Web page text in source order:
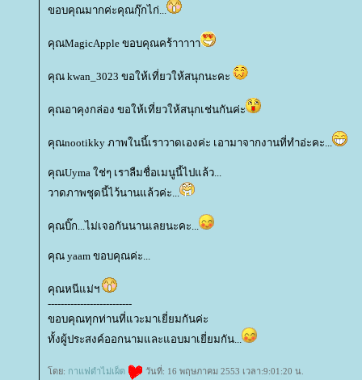
ขอบคุณมากค่ะคุณกุ๊กไก่...
คุณMagicApple ขอบคุณคร้าาาาา
คุณ kwan_3023 ขอให้เที่ยวให้สนุกนะคะ
คุณอาคุงกล่อง ขอให้เที่ยวให้สนุกเช่นกันค่ะ
คุณnootikky ภาพในนี้เราวาดเองค่ะ เอามาจากงานที่ทำอ่ะคะ...
คุณUyma ใช่ๆ เราลืมชื่อเมนูนี้ไปแล้ว...
วาดภาพชุดนี้ไว้นานแล้วค่ะ...
คุณบิ๊ก...ไม่เจอกันนานเลยนะคะ...
คุณ yaam ขอบคุณค่ะ...
คุณหนีแม่ฯ
--------------------------
ขอบคุณทุกท่านที่แวะมาเยี่ยมกันค่ะ
ทั้งผู้ประสงค์ออกนามและแอบมาเยี่ยมกัน...
ดย: กาแฟดำไม่เผ็ด วันที่: 16 พฤษภาคม 2553 เวลา:9:01:20 น.